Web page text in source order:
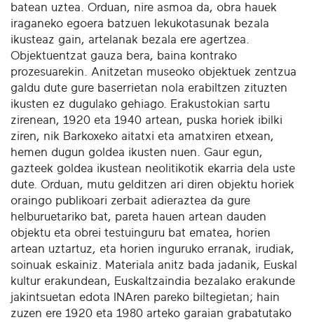
batean uztea. Orduan, nire asmoa da, obra hauek
iraganeko egoera batzuen lekukotasunak bezala
ikusteaz gain, artelanak bezala ere agertzea.
Objektuentzat gauza bera, baina kontrako
prozesuarekin. Anitzetan museoko objektuek zentzua
galdu dute gure baserrietan nola erabiltzen zituzten
ikusten ez dugulako gehiago. Erakustokian sartu
zirenean, 1920 eta 1940 artean, puska horiek ibilki
ziren, nik Barkoxeko aitatxi eta amatxiren etxean,
hemen dugun goldea ikusten nuen. Gaur egun,
gazteek goldea ikustean neolitikotik ekarria dela uste
dute. Orduan, mutu gelditzen ari diren objektu horiek
oraingo publikoari zerbait adieraztea da gure
helburuetariko bat, pareta hauen artean dauden
objektu eta obrei testuinguru bat ematea, horien
artean uztartuz, eta horien inguruko erranak, irudiak,
soinuak eskainiz. Materiala anitz bada jadanik, Euskal
kultur erakundean, Euskaltzaindia bezalako erakunde
jakintsuetan edota INAren pareko biltegietan; hain
zuzen ere 1920 eta 1980 arteko garaian grabatutako